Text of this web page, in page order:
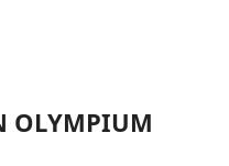
OLYMPIUM